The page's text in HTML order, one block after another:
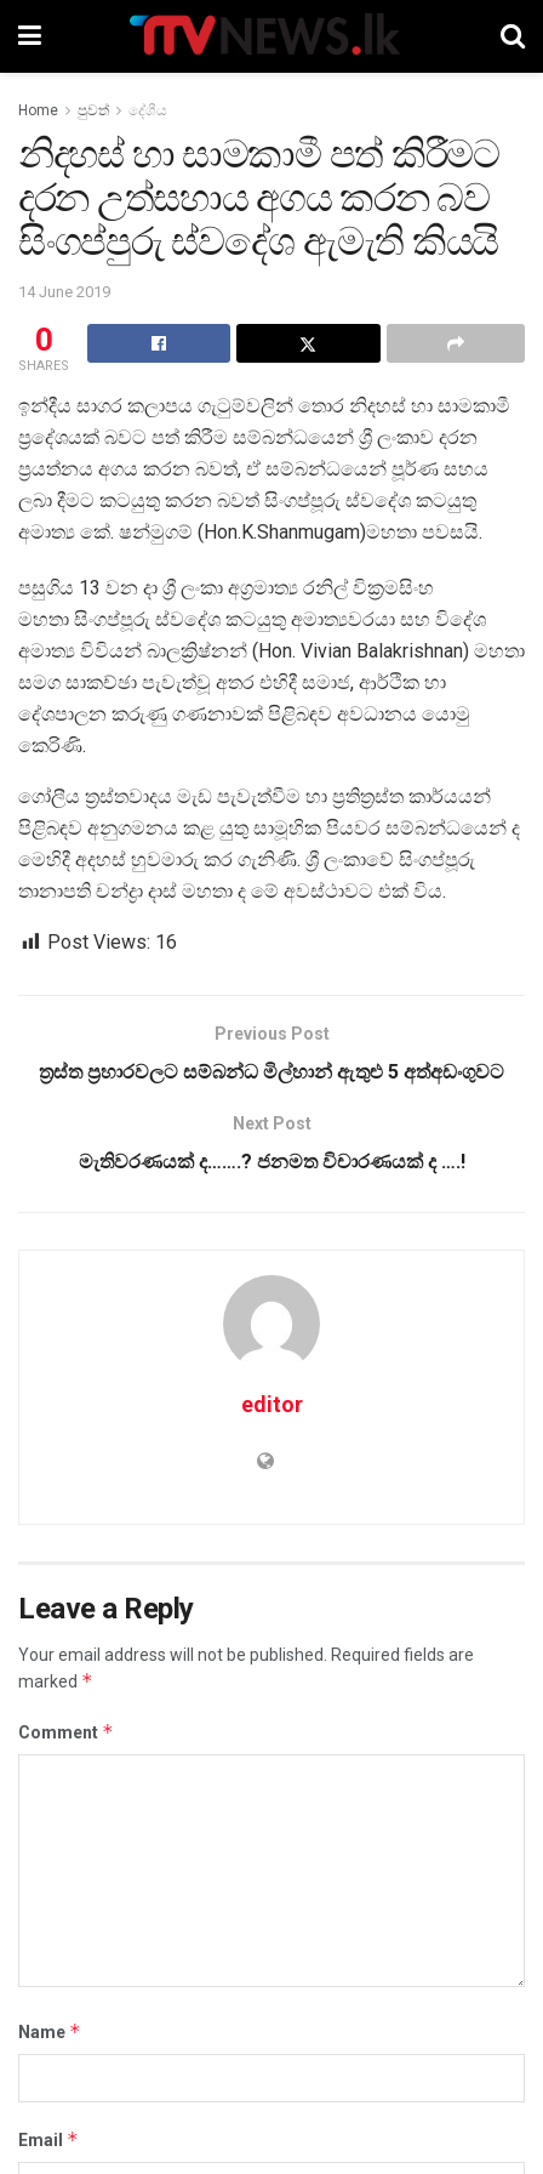
Home පුවත් දේශීය
නිදහස් හා සාමකාමී පත් කිරීමට
දරන උත්සහාය අගය කරන බව
සිංගප්පුරු ස්වදේශ ඇමැති කියයි
14 June 2019
0
SHARES
ඉන්දීය සාගර කලාපය ගැටුම්වලින් තොර නිදහස් හා සාමකාමී
ප්‍රදේශයක් බවට පත් කිරීම සම්බන්ධයෙන් ශ්‍රී ලංකාව දරන
ප්‍රයත්නය අගය කරන බවත්, ඒ සම්බන්ධයෙන් පූර්ණ සහය
ලබා දීමට කටයුතු කරන බවත් සිංගප්පූරු ස්වදේශ කටයුතු
අමාත්‍ය කේ. ෂන්මුගම් (Hon.K.Shanmugam)මහතා පවසයි.
පසුගිය 13 වන දා ශ්‍රී ලංකා අග්‍රමාත්‍ය රනිල් වික්‍රමසිංහ
මහතා සිංගප්පූරු ස්වදේශ කටයුතු අමාත්‍යවරයා සහ විදේශ
අමාත්‍ය විවියන් බාලක්‍රිෂ්නන් (Hon. Vivian Balakrishnan) මහතා
සමග සාකච්ඡා පැවැත්වූ අතර එහිදී සමාජ, ආර්ථික හා
දේශපාලන කරුණු ගණනාවක් පිළිබඳව අවධානය යොමු
කෙරිණි.
ගෝලීය ත්‍රස්තවාදය මැඩ පැවැත්වීම හා ප්‍රතිත්‍රස්ත කාර්යයන්
පිළිබඳව අනුගමනය කළ යුතු සාමූහික පියවර සම්බන්ධයෙන් ද
මෙහිදී අදහස් හුවමාරු කර ගැනිණි. ශ්‍රී ලංකාවේ සිංගප්පූරු
තානාපති චන්ද්‍රා දාස් මහතා ද මේ අවස්ථාවට එක් විය.
Post Views: 16
Previous Post
ත්‍රස්ත ප්‍රහාරවලට සම්බන්ධ මිල්හාන් ඇතුළු 5 අත්අඩංගුවට
Next Post
මැතිවරණයක් ද…….? ජනමත විචාරණයක් ද ….!
editor
Leave a Reply
Your email address will not be published.
Required fields are
marked *
Comment *
Name *
Email *